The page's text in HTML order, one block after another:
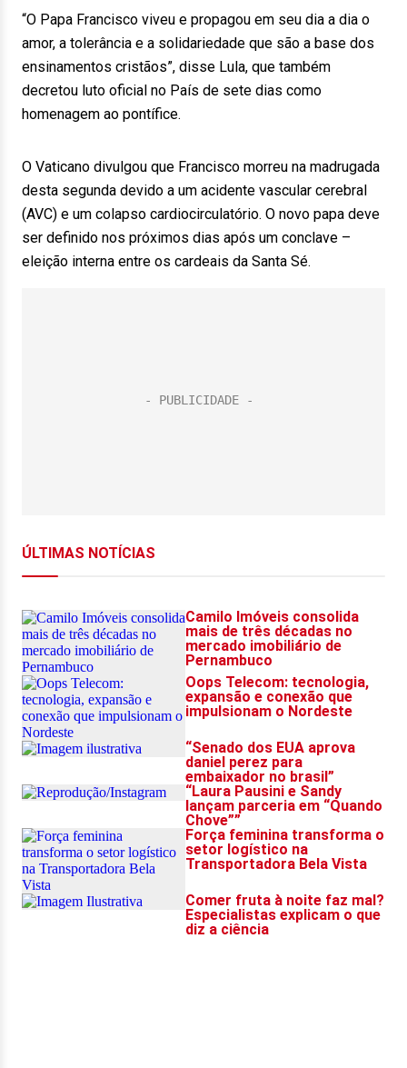
“O Papa Francisco viveu e propagou em seu dia a dia o
amor, a tolerância e a solidariedade que são a base dos
ensinamentos cristãos”, disse Lula, que também
decretou luto oficial no País de sete dias como
homenagem ao pontífice.
O Vaticano divulgou que Francisco morreu na madrugada
desta segunda devido a um acidente vascular cerebral
(AVC) e um colapso cardiocirculatório. O novo papa deve
ser definido nos próximos dias após um conclave –
eleição interna entre os cardeais da Santa Sé.